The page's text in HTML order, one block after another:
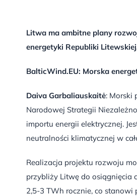
Litwa ma ambitne plany
energetyki Republiki
BalticWind.EU: Morska
Daiva Garbaliauskaitė: Morski
Narodowej Strategii
importu energii elektrycznej.
neutralności klimatycznej w
Realizacja projektu rozwoju
przybliży Litwę do osiągnięcia
2,5-3 TWh rocznie, co stanowi